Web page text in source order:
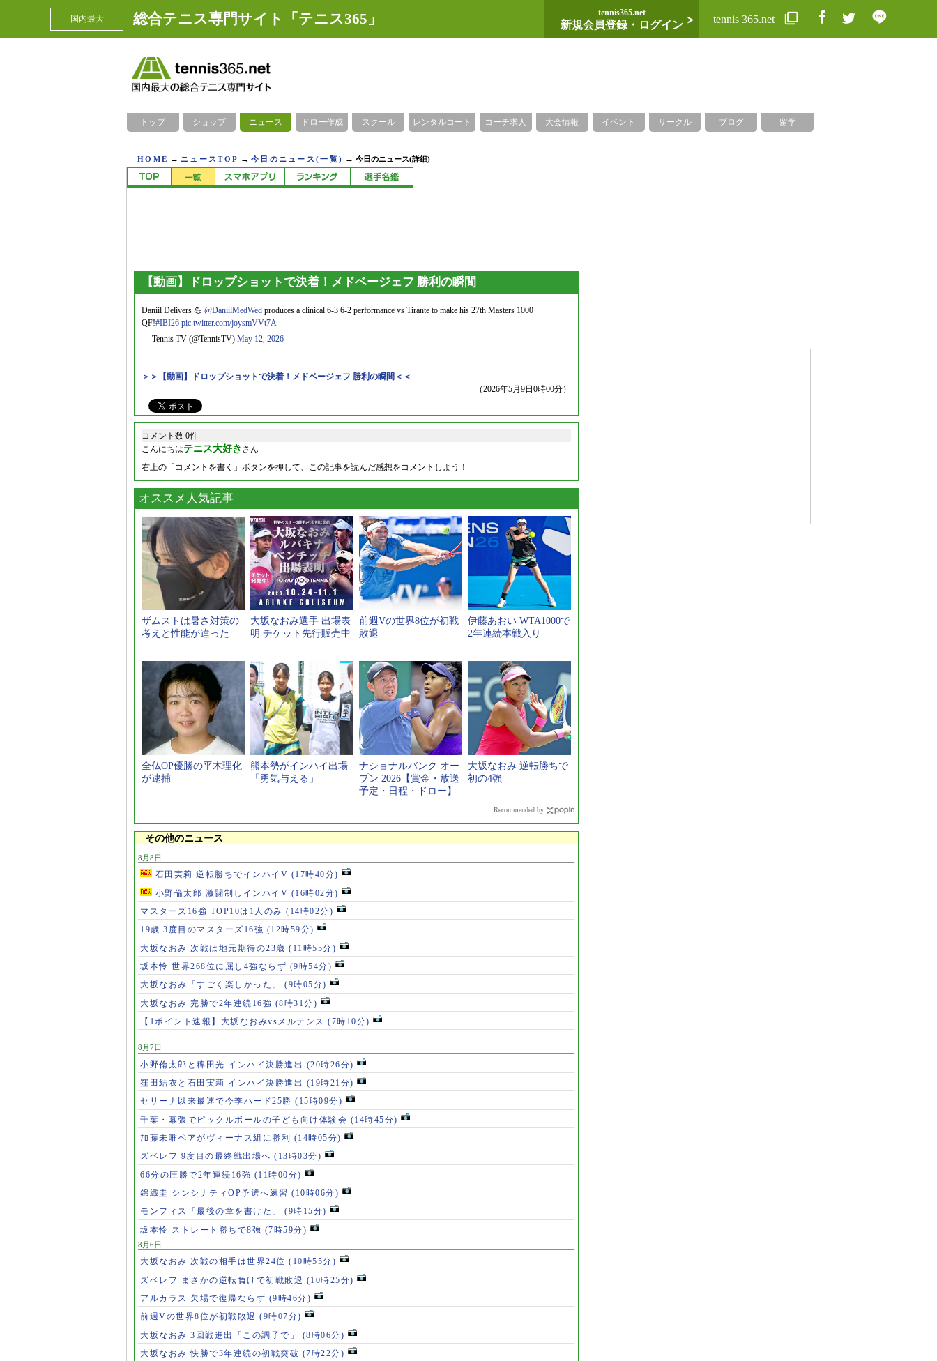
国内最大 総合テニス専門サイト「テニス365」 tennis365.net
新規会員登録・ログイン tennis 365.net
トップ ショップ ニュース ドロー作成 スクール レンタルコート コーチ求人 大会情報 イベント サークル ブログ 留学
HOME → ニュースTOP →今日のニュース(一覧) →今日のニュース(詳細)
【動画】ドロップショットで決着！メドベージェフ 勝利の瞬間
Daniil Delivers 💪 @DaniilMedWed produces a clinical 6-3 6-2 performance vs Tirante to make his 27th Masters 1000
QF!#IBI26 pic.twitter.com/joysmVVt7A
— Tennis TV (@TennisTV) May 12, 2026
＞＞【動画】ドロップショットで決着！メドベージェフ 勝利の瞬間＜＜
（2026年5月9日0時00分）
コメント数 0件
こんにちはテニス大好き さん
右上の「コメントを書く」ボタンを押して、この記事を読んだ感想をコメントしよう！
オススメ人気記事
ザムストは暑さ対策の
考えと性能が違った
大坂なおみ選手 出場表
明 チケット先行販売中
前週Vの世界8位が初戦
敗退
伊藤あおい WTA1000で
2年連続本戦入り
全仏OP優勝の平木理化
が逮捕
熊本勢がインハイ出場
「勇気与える」
ナショナルバンク オー
プン 2026【賞金・放送
予定・日程・ドロー】
大坂なおみ 逆転勝ちで
初の4強
Recommended by
その他のニュース
8月8日
石田実莉 逆転勝ちでインハイV (17時40分)
小野倫太郎 激闘制しインハイV (16時02分)
マスターズ16強 TOP10は1人のみ (14時02分)
19歳 3度目のマスターズ16強 (12時59分)
大坂なおみ 次戦は地元期待の23歳 (11時55分)
坂本怜 世界268位に屈し4強ならず (9時54分)
大坂なおみ「すごく楽しかった」 (9時05分)
大坂なおみ 完勝で2年連続16強 (8時31分)
【1ポイント速報】大坂なおみvsメルテンス (7時10分)
8月7日
小野倫太郎と稗田光 インハイ決勝進出 (20時26分)
窪田結衣と石田実莉 インハイ決勝進出 (19時21分)
セリーナ以来最速で今季ハード25勝 (15時09分)
千葉・幕張でピックルボールの子ども向け体験会 (14時45分)
加藤未唯ペアがヴィーナス組に勝利 (14時05分)
ズベレフ 9度目の最終戦出場へ (13時03分)
66分の圧勝で2年連続16強 (11時00分)
錦織圭 シンシナティOP予選へ練習 (10時06分)
モンフィス「最後の章を書けた」 (9時15分)
坂本怜 ストレート勝ちで8強 (7時59分)
8月6日
大坂なおみ 次戦の相手は世界24位 (10時55分)
ズベレフ まさかの逆転負けで初戦敗退 (10時25分)
アルカラス 欠場で復帰ならず (9時46分)
前週Vの世界8位が初戦敗退 (9時07分)
大坂なおみ 3回戦進出「この調子で」 (8時06分)
大坂なおみ 快勝で3年連続の初戦突破 (7時22分)